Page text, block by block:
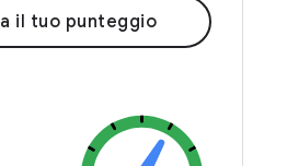
il tuo punteggio